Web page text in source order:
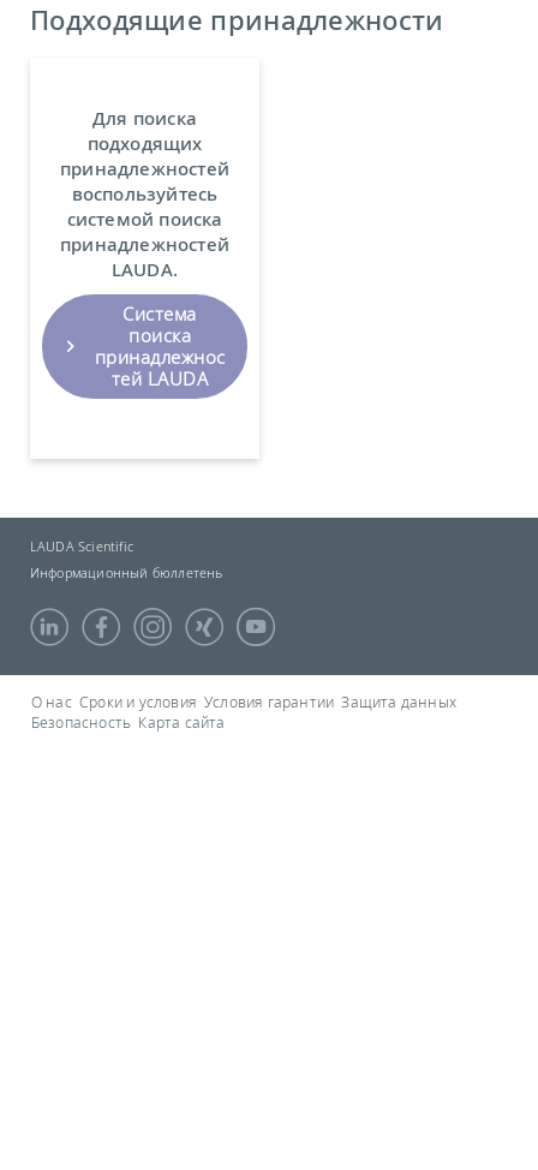
Подходящие принадлежности
Для поиска
подходящих
принадлежностей
воспользуйтесь
системой поиска
принадлежностей
LAUDA.
Система
поиска
принадлежнос
тей LAUDA
LAUDA Scientific
Информационный бюллетень
О нас Сроки и условия Условия гарантии Защита данных
Безопасность Карта сайта